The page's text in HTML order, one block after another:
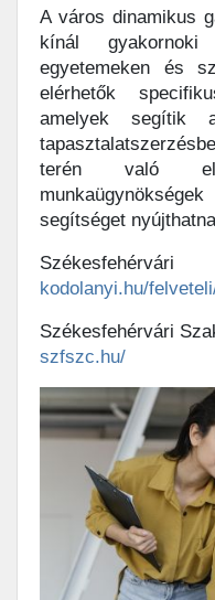
A város dinamikus
kínál
egyetemeken és
elérhetők
amelyek segítik
terén való
segítséget
kodolanyi.hu/
Székesfehérvári
szfszc.hu/